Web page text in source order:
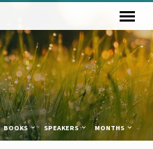
BOOKS SPEAKERS MONTHS